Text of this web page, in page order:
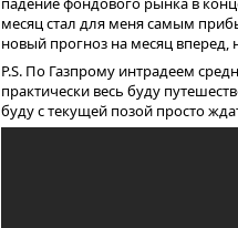
месяц стал для меня самым
новый прогноз на месяц
P.S. По Газпрому интрадеем
практически весь буду
буду с текущей позой просто